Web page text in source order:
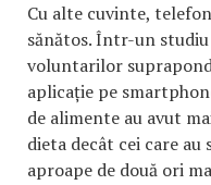
Cu alte cuvinte,
sănătos. Într-un
voluntarilor
aplicație pe
de alimente au avut
dieta decât cei care au
aproape de două ori